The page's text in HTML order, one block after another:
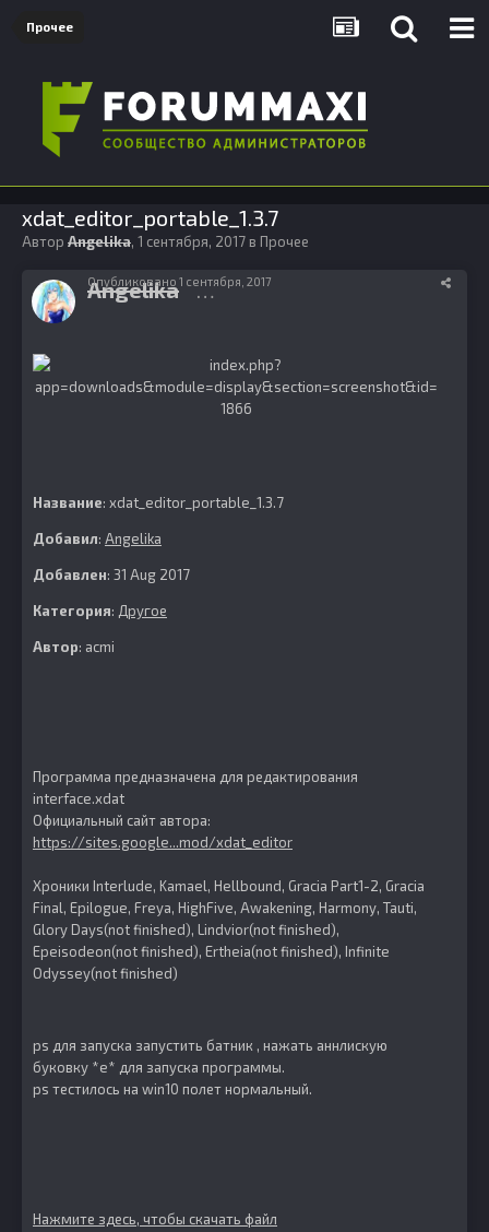
Прочее
xdat_editor_portable_1.3.7
Автор Angelika, 1 сентября, 2017в Прочее
Angelika 622
Опубликовано 1 сентября, 2017
Название: xdat_editor_portable_1.3.7
Добавил: Angelika
Добавлен: 31 Aug 2017
Категория: Другое
Автор: acmi
Программа предназначена для редактирования
interface.xdat
Официальный сайт автора:
https://sites.google...mod/xdat_editor
Хроники Interlude, Kamael, Hellbound, Gracia Part1-2, Gracia
Final, Epilogue, Freya, HighFive, Awakening, Harmony, Tauti,
Glory Days(not finished), Lindvior(not finished),
Epeisodeon(not finished), Ertheia(not finished), Infinite
Odyssey(not finished)
ps для запуска запустить батник , нажать аннлискую
буковку *e* для запуска программы.
ps тестилось на win10 полет нормальный.
Нажмите здесь, чтобы скачать файл